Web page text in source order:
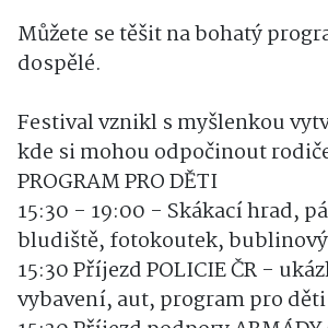
Můžete se těšit na bohatý
dospělé.
Festival vznikl s myšlenkou
kde si mohou odpočinout
PROGRAM PRO DĚTI
15:30 - 19:00 - Skákací hrad,
bludiště, fotokoutek,
15:30 Příjezd POLICIE ČR -
vybavení, aut, program pro děti